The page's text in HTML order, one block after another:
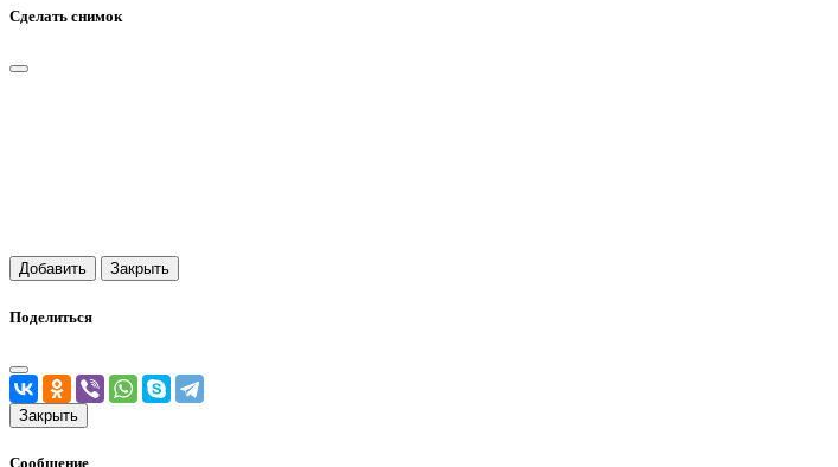
Сделать снимок
Добавить Закрыть
Поделиться
Закрыть
Сообщение